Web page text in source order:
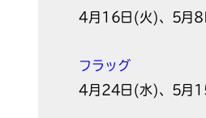
4月16日(火)、5月
フラッグ
4月24日(水)、5月